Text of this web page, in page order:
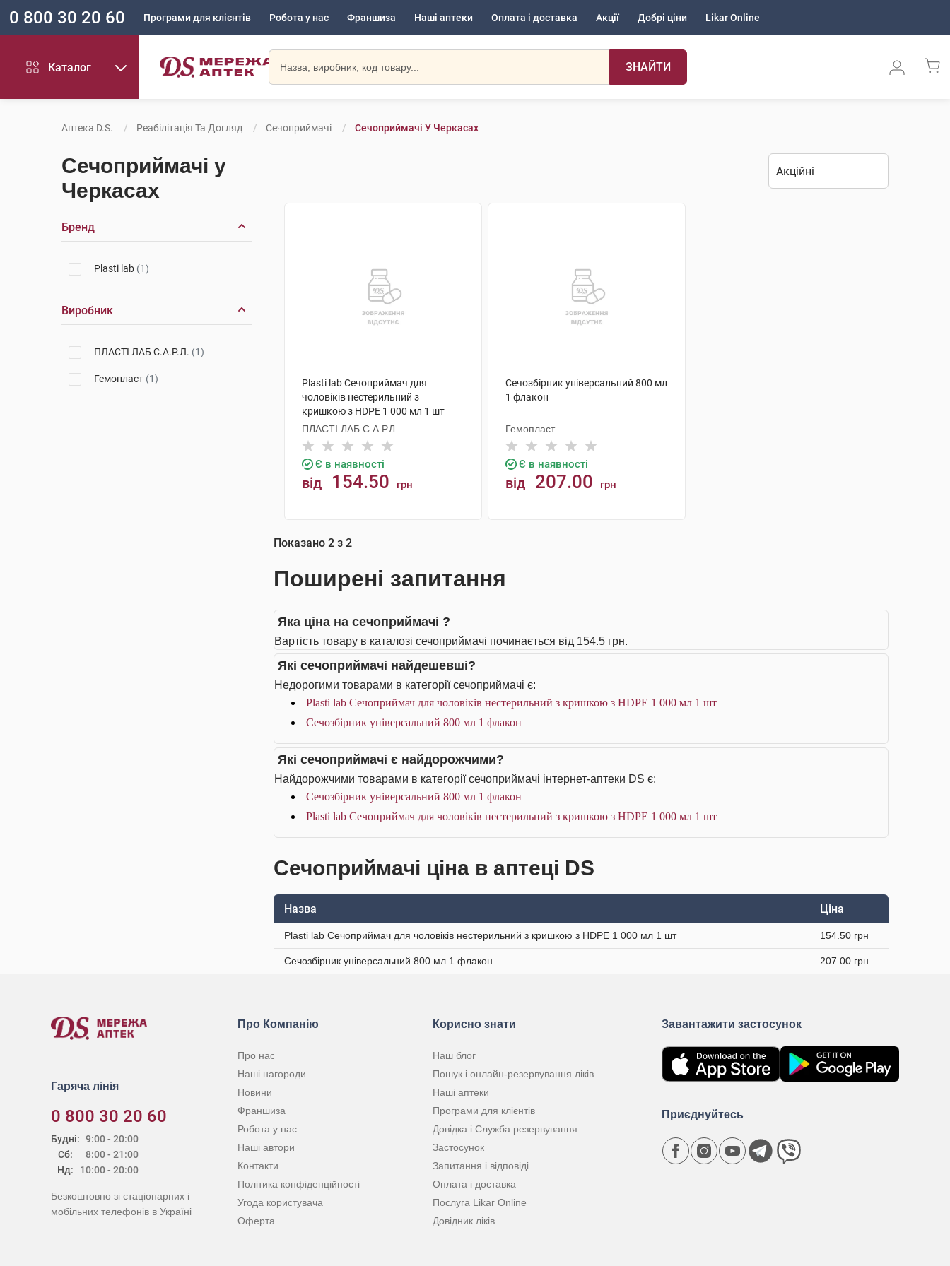
0 800 30 20 60 Програми для клієнтів Робота у нас Франшиза Наші аптеки Оплата і доставка Акції Добрі ціни Likar Online
Каталог ЗНАЙТИ
Аптека D.S. Реабілітація Та Догляд Сечоприймачі Сечоприймачі У Черкасах
Сечоприймачі у
Черкасах
Бренд
Plasti lab (1)
Виробник
ПЛАСТІ ЛАБ С.А.Р.Л. (1)
Гемопласт (1)
Plasti lab Сечоприймач для
чоловіків нестерильний з
кришкою з HDPE 1 000 мл 1 шт
ПЛАСТІ ЛАБ С.А.Р.Л.
Є в наявності
від 154.50 грн
Сечозбірник універсальний 800 мл
1 флакон
Гемопласт
Є в наявності
від 207.00 грн
Показано 2 з 2
Поширені запитання
Яка ціна на сечоприймачі ?
Вартість товару в каталозі сечоприймачі починається від 154.5 грн.
Які сечоприймачі найдешевші?
Недорогими товарами в категорії сечоприймачі є:
Plasti lab Сечоприймач для чоловіків нестерильний з кришкою з HDPE 1 000 мл 1 шт
Сечозбірник універсальний 800 мл 1 флакон
Які сечоприймачі є найдорожчими?
Найдорожчими товарами в категорії сечоприймачі інтернет-аптеки DS є:
Сечозбірник універсальний 800 мл 1 флакон
Plasti lab Сечоприймач для чоловіків нестерильний з кришкою з HDPE 1 000 мл 1 шт
Сечоприймачі ціна в аптеці DS
Назва Ціна
Plasti lab Сечоприймач для чоловіків нестерильний з кришкою з HDPE 1 000 мл 1 шт 154.50 грн
Сечозбірник універсальний 800 мл 1 флакон 207.00 грн
Гаряча лінія
0 800 30 20 60
Будні:
Сб:
Нд:
9:00 - 20:00
8:00 - 21:00
10:00 - 20:00
Безкоштовно зі стаціонарних і
мобільних телефонів в Україні
Про Компанію
Про нас
Наші нагороди
Новини
Франшиза
Робота у нас
Наші автори
Контакти
Політика конфіденційності
Угода користувача
Оферта
Корисно знати
Наш блог
Пошук і онлайн-резервування ліків
Наші аптеки
Програми для клієнтів
Довідка і Служба резервування
Застосунок
Запитання і відповіді
Оплата і доставка
Послуга Likar Online
Довідник ліків
Завантажити застосунок
Приєднуйтесь